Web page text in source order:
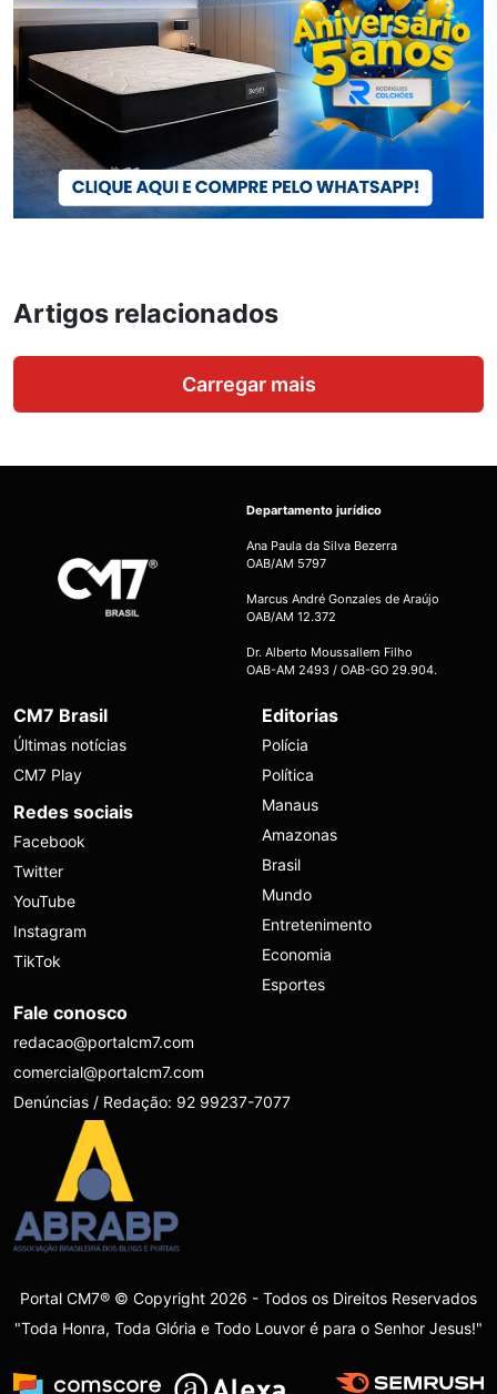
Artigos relacionados
Carregar mais
Departamento jurídico
Ana Paula da Silva Bezerra
OAB/AM 5797
Marcus André Gonzales de Araújo
OAB/AM 12.372
Dr. Alberto Moussallem Filho
OAB-AM 2493 / OAB-GO 29.904.
CM7 Brasil
Últimas notícias
CM7 Play
Redes sociais
Facebook
Twitter
YouTube
Instagram
TikTok
Editorias
Polícia
Política
Manaus
Amazonas
Brasil
Mundo
Entretenimento
Economia
Esportes
Fale conosco
redacao@portalcm7.com
comercial@portalcm7.com
Denúncias / Redação: 92 99237-7077
Portal CM7® © Copyright 2026 - Todos os Direitos Reservados
"Toda Honra, Toda Glória e Todo Louvor é para o Senhor Jesus!"